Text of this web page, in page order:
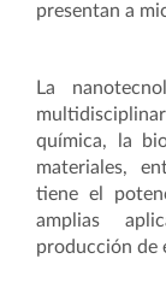
presentan a
La
química, la
materiales,
tiene el
amplias
producción de